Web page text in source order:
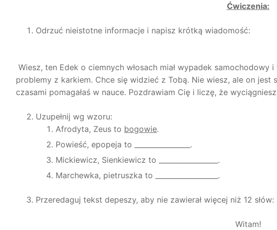
Ćwiczenia:
Odrzuć nieistotne informacje i napisz krótką wiadomość:
Wiesz, ten Edek o ciemnych włosach miał wypadek samochodowy
problemy z karkiem. Chce się widzieć z Tobą. Nie wiesz, ale on
czasami pomagałaś w nauce. Pozdrawiam Cię i liczę, że
Uzupełnij wg wzoru:
Afrodyta, Zeus to bogowie.
Powieść, epopeja to ________________.
Mickiewicz, Sienkiewicz to _________________.
Marchewka, pietruszka to __________________.
Przeredaguj tekst depeszy, aby nie zawierał więcej niż 12 słów:
Witam!